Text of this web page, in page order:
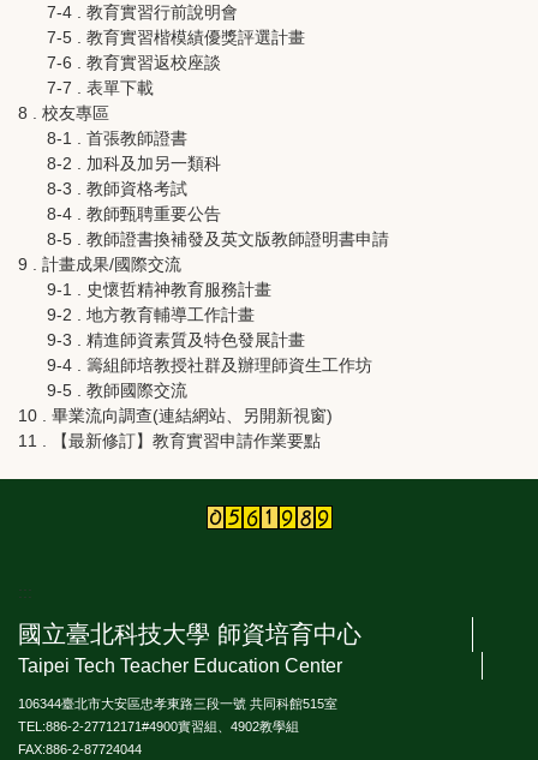
7-4 . 教育實習行前說明會
7-5 . 教育實習楷模績優獎評選計畫
7-6 . 教育實習返校座談
7-7 . 表單下載
8 . 校友專區
8-1 . 首張教師證書
8-2 . 加科及加另一類科
8-3 . 教師資格考試
8-4 . 教師甄聘重要公告
8-5 . 教師證書換補發及英文版教師證明書申請
9 . 計畫成果/國際交流
9-1 . 史懷哲精神教育服務計畫
9-2 . 地方教育輔導工作計畫
9-3 . 精進師資素質及特色發展計畫
9-4 . 籌組師培教授社群及辦理師資生工作坊
9-5 . 教師國際交流
10 . 畢業流向調查(連結網站、另開新視窗)
11 . 【最新修訂】教育實習申請作業要點
:::
國立臺北科技大學 師資培育中心
Taipei Tech Teacher Education Center
106344臺北市大安區忠孝東路三段一號 共同科館515室
TEL:886-2-27712171#4900實習組、4902教學組
FAX:886-2-87724044